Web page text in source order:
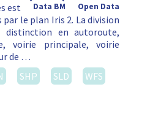
Open Data
Data BM
est
par le plan Iris 2. La division
distinction en autoroute,
voirie principale, voirie
de …
SHP SLD
WFS